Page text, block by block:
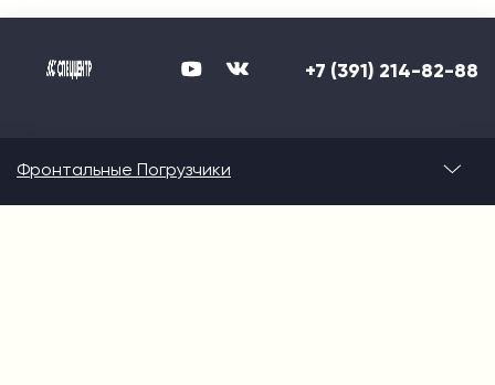
+7 (391) 214-82-88
Фронтальные Погрузчики